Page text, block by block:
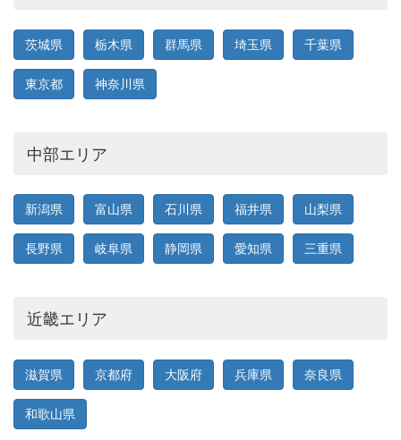
茨城県 栃木県 群馬県 埼玉県 千葉県
東京都 神奈川県
中部エリア
新潟県 富山県 石川県 福井県 山梨県
長野県 岐阜県 静岡県 愛知県 三重県
近畿エリア
滋賀県 京都府 大阪府 兵庫県 奈良県
和歌山県